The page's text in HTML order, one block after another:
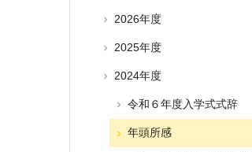
2026年度
2025年度
2024年度
令和６年度入学式式辞
年頭所感